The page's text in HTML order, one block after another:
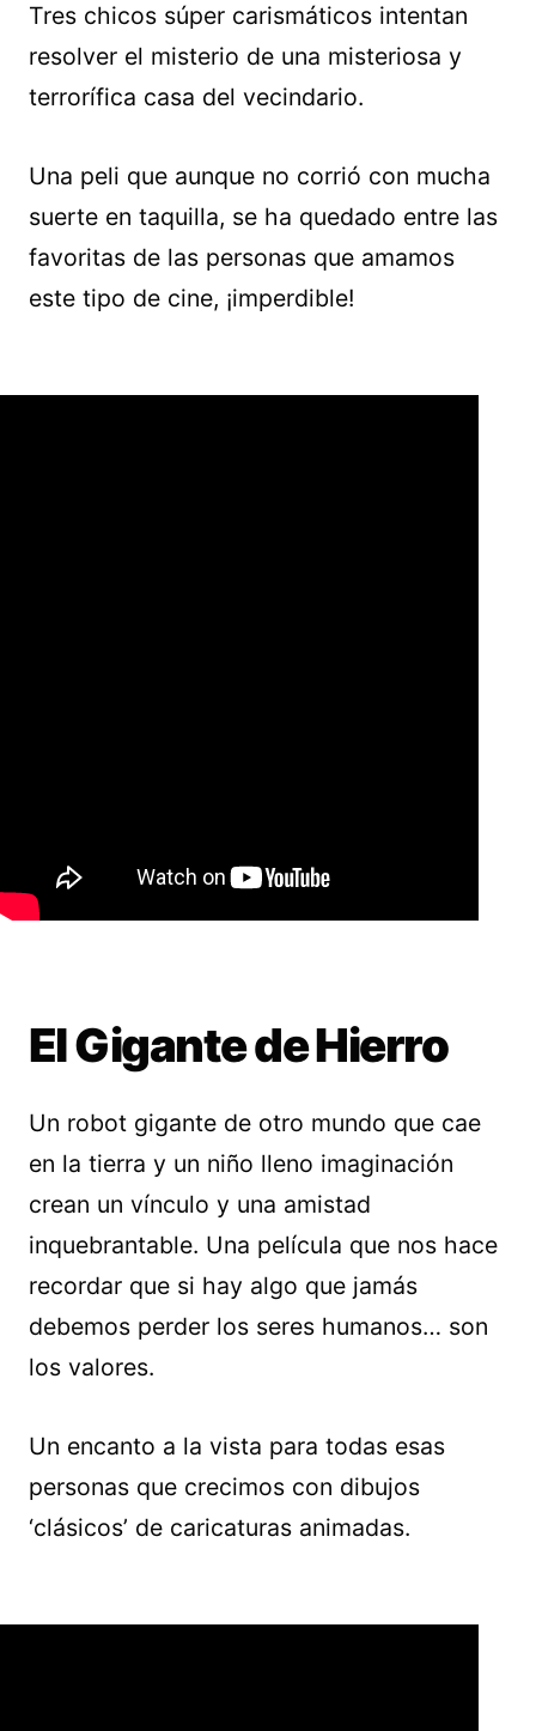
Tres chicos súper carismáticos intentan
resolver el misterio de una misteriosa y
terrorífica casa del vecindario.
Una peli que aunque no corrió con mucha
suerte en taquilla, se ha quedado entre las
favoritas de las personas que amamos
este tipo de cine, ¡imperdible!
El Gigante de Hierro
Un robot gigante de otro mundo que cae
en la tierra y un niño lleno imaginación
crean un vínculo y una amistad
inquebrantable. Una película que nos hace
recordar que si hay algo que jamás
debemos perder los seres humanos… son
los valores.
Un encanto a la vista para todas esas
personas que crecimos con dibujos
‘clásicos’ de caricaturas animadas.